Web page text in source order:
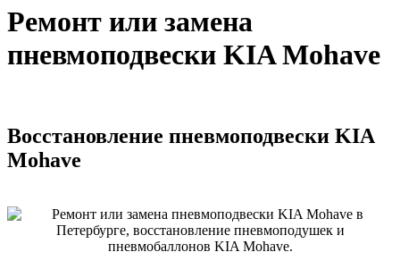
Ремонт или замена
пневмоподвески KIA Mohave
Восстановление пневмоподвески KIA
Mohave